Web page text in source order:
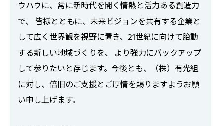
ウハウに、常に新時代を開く情熱と活力ある創造力
で、 皆様とともに、未来ビジョンを共有する企業と
して広く世界観を視野に置き、21世紀に向けて胎動
する新しい地域づくりを、 より強力にバックアップ
して参りたいと存じます。今後とも、（株）有光組
に対し、倍旧のご支援とご厚情を賜りますようお願
い申し上げます。